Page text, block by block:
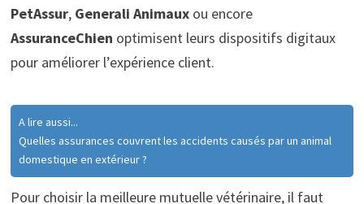
PetAssur, Generali Animauxou encore
AssuranceChien optimisent leurs dispositifs digitaux
pour améliorer l’expérience client.
A lire aussi...
Quelles assurances couvrent les accidents causés par un animal
domestique en extérieur ?
Pour choisir la meilleure mutuelle vétérinaire, il faut